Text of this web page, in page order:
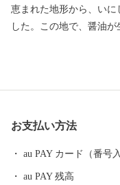
恵まれた地形から、いに
した。この地で、醤油が
に注目した職人の創意
が伝統として受け継がれ
お支払い方法
au PAY カード（番号
au PAY 残高